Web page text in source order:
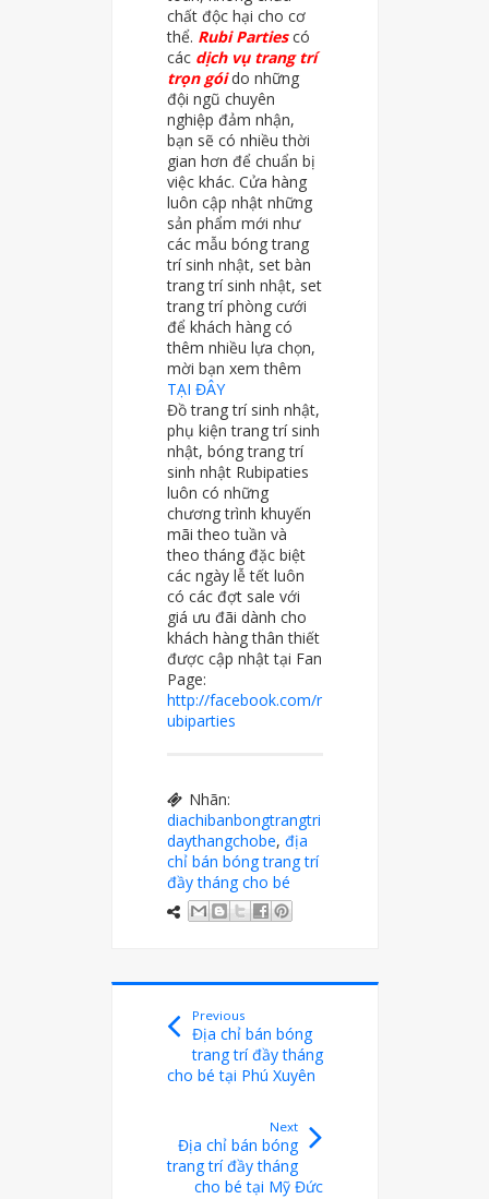
chất độc hại cho cơ
thể. Rubi Partiescó
các dịch vụ trang trí
trọn góido những
đội ngũ chuyên
nghiệp đảm nhận,
bạn sẽ có nhiều thời
gian hơn để chuẩn bị
việc khác. Cửa hàng
luôn cập nhật những
sản phẩm mới như
các mẫu bóng trang
trí sinh nhật, set bàn
trang trí sinh nhật, set
trang trí phòng cưới
để khách hàng có
thêm nhiều lựa chọn,
mời bạn xem thêm
TẠI ĐÂY
Đồ trang trí sinh nhật,
phụ kiện trang trí sinh
nhật, bóng trang trí
sinh nhật Rubipaties
luôn có những
chương trình khuyến
mãi theo tuần và
theo tháng đặc biệt
các ngày lễ tết luôn
có các đợt sale với
giá ưu đãi dành cho
khách hàng thân thiết
được cập nhật tại Fan
Page:
http://facebook.com/r
ubiparties
Nhãn:
diachibanbongtrangtri
daythangchobe, địa
chỉ bán bóng trang trí
đầy tháng cho bé
Previous
Địa chỉ bán bóng
trang trí đầy tháng
cho bé tại Phú Xuyên
Next
Địa chỉ bán bóng
trang trí đầy tháng
cho bé tại Mỹ Đức